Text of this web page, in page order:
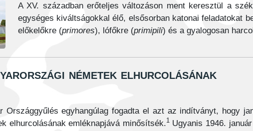
A XV. században erőteljes változáson ment keresztül a
egységes kiváltságokkal élő, elsősorban katonai feladatokat
előkelőkre (primores), lófőkre (primipili) és a gyalogosan
németek elhurcolásának
Országgyűlés egyhangúlag fogadta el azt az indítványt, hogy
elhurcolásának emléknapjává minősítsék.1 Ugyanis 1946.